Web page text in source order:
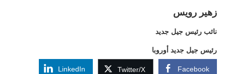
زهير رويس
نائب رئيس جيل جديد
رئيس جيل جديد أوروبا
Facebook
Twitter/X
LinkedIn